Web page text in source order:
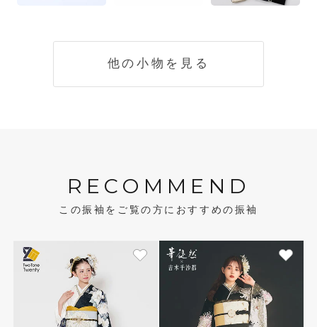
他の小物を見る
RECOMMEND
この振袖をご覧の方におすすめの振袖